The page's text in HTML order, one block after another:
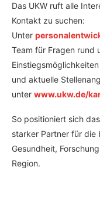
Das UKW ruft alle
Kontakt zu suchen:
Unter
Team für Fragen rund
und aktuelle
unter www.ukw.de/
So positioniert sich
starker Partner für die
Gesundheit,
Region.